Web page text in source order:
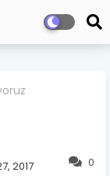
0
2017